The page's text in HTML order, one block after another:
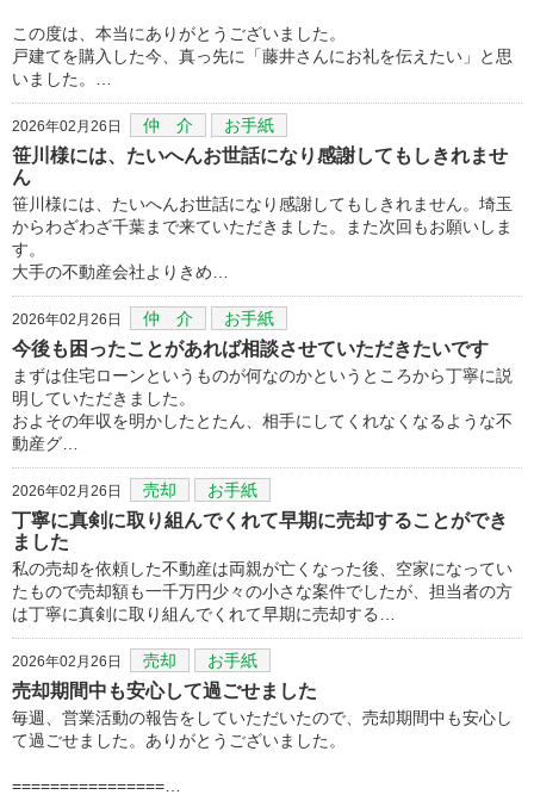
この度は、本当にありがとうございました。
戸建てを購入した今、真っ先に「藤井さんにお礼を伝えたい」と思
いました。…
2026年02月26日 仲 介 お手紙
笹川様には、たいへんお世話になり感謝してもしきれませ
ん
笹川様には、たいへんお世話になり感謝してもしきれません。埼玉
からわざわざ千葉まで来ていただきました。また次回もお願いしま
す。
大手の不動産会社よりきめ…
2026年02月26日 仲 介 お手紙
今後も困ったことがあれば相談させていただきたいです
まずは住宅ローンというものが何なのかというところから丁寧に説
明していただきました。
およその年収を明かしたとたん、相手にしてくれなくなるような不
動産グ…
2026年02月26日 売却 お手紙
丁寧に真剣に取り組んでくれて早期に売却することができ
ました
私の売却を依頼した不動産は両親が亡くなった後、空家になってい
たもので売却額も一千万円少々の小さな案件でしたが、担当者の方
は丁寧に真剣に取り組んでくれて早期に売却する…
2026年02月26日 売却 お手紙
売却期間中も安心して過ごせました
毎週、営業活動の報告をしていただいたので、売却期間中も安心し
て過ごせました。ありがとうございました。
================…